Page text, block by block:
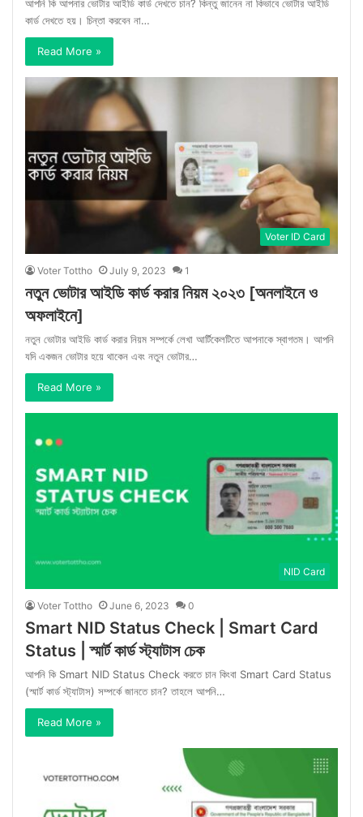
আপনি কি আপনার ভোটার আইডি কার্ড দেখতে চান? কিন্তু জানেন না কিভাবে ভোটার আইডি
কার্ড দেখতে হয়। চিন্তা করবেন না…
Read More »
Voter ID Card
Voter Tottho July 9, 2023 1
নতুন ভোটার আইডি কার্ড করার নিয়ম ২০২৩ [অনলাইনে ও
অফলাইনে]
নতুন ভোটার আইডি কার্ড করার নিয়ম সম্পর্কে লেখা আর্টিকেলটিতে আপনাকে স্বাগতম। আপনি
যদি একজন ভোটার হয়ে থাকেন এবং নতুন ভোটার…
Read More »
NID Card
Voter Tottho June 6, 2023 0
Smart NID Status Check | Smart Card
Status | স্মার্ট কার্ড স্ট্যাটাস চেক
আপনি কি Smart NID Status Check করতে চান কিংবা Smart Card Status
(স্মার্ট কার্ড স্ট্যাটাস) সম্পর্কে জানতে চান? তাহলে আপনি…
Read More »